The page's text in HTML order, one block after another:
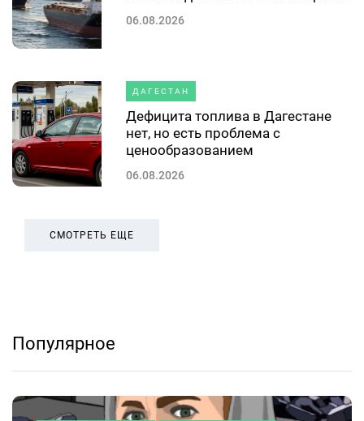
06.08.2026
ДАГЕСТАН
Дефицита топлива в Дагестане
нет, но есть проблема с
ценообразованием
06.08.2026
СМОТРЕТЬ ЕЩЕ
Популярное